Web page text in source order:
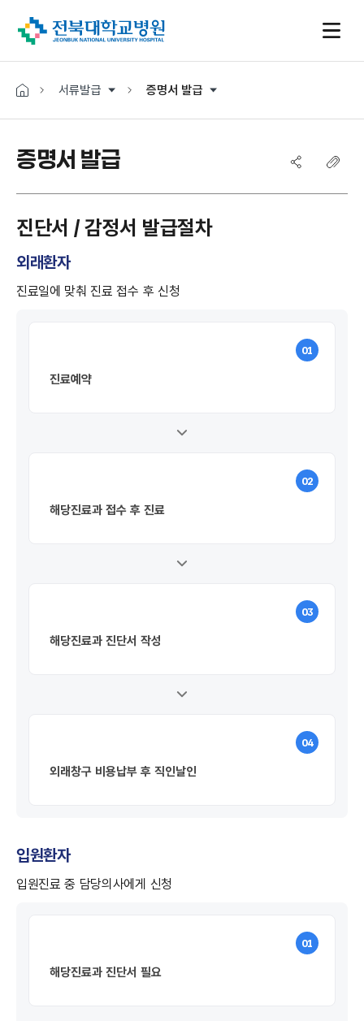
서류발급 증명서 발급
증명서 발급
진단서 / 감정서 발급절차
외래환자
진료일에 맞춰 진료 접수 후 신청
01
진료예약
02
해당진료과 접수 후 진료
03
해당진료과 진단서 작성
04
외래창구 비용납부 후 직인날인
입원환자
입원진료 중 담당의사에게 신청
01
해당진료과 진단서 필요